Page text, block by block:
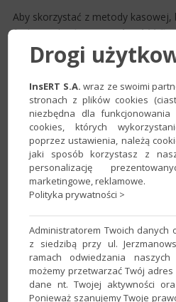
Aby skorzystać z metody
funkcjonalnościRozrachunki i
Szczegółową instrukcję dotyczącą
przedstawia temat e-Pomocy
Rachmistrz GT –
Po jej aktywacji należy:
1. Przejść do odpowiedniej
Warto zwrócić uwagę na to, że
Metody kasowej Danych
kontrahencie opcjaNaliczaj VAT
jest zaznaczona, a pola
pojawi się po rozliczeniu
Drogi
InsERT S.A. wraz ze swoimi
stronach z plików cookies
niezbędna dla
cookies, których
poprzez ustawienia, należą
jaki sposób korzystasz z
personalizację
marketingowe, reklamowe.
Polityka prywatności >
Administratorem Twoich danych
z siedzibą przy ul.
ramach odwiedzania naszych
możemy przetwarzać Twój
dane nt. Twojej aktywności
Ponieważ szanujemy Twoje